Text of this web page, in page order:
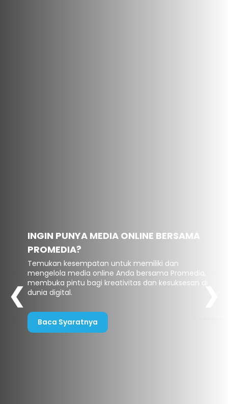
INGIN PUNYA MEDIA ONLINE BERSAMA
PROMEDIA?
Temukan kesempatan untuk memiliki dan
mengelola media online Anda bersama Promedia,
membuka pintu bagi kreativitas dan kesuksesan di
dunia digital.
Baca Syaratnya
❮